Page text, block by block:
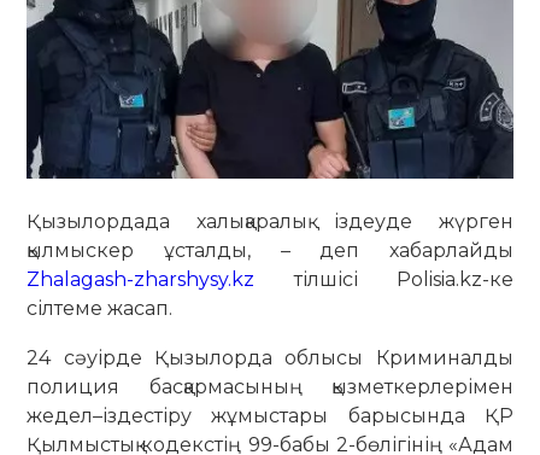
Қызылордада халықаралық іздеуде жүрген
қылмыскер ұсталды, – деп хабарлайды
Zhalagash-zharshysy.kz тілшісі Polisia.kz-ке
сілтеме жасап.
24 сәуірде Қызылорда облысы Криминалды
полиция басқармасының қызметкерлерімен
жедел–іздестіру жұмыстары барысында ҚР
Қылмыстық кодекстің 99-бабы 2-бөлігінің «Адам